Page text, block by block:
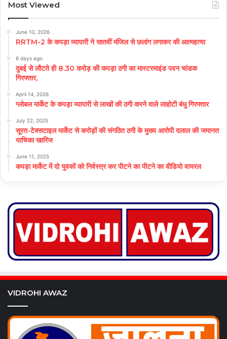
Most Viewed
June 10, 2026
RRTM-2 के कपड़ा व्यापारी ने सातवीं मंजिल से छलांग लगाकर की आत्महत्या
6 days ago
दुबई से लौटते ही 8.30 करोड़ की कपड़ा ठगी का मास्टरमाइंड पवन चांडक
गिरफ्तार,
April 14, 2026
ग्लोबल मार्केट के कपड़ा व्यापारी से लाखों की ठगी करने वाले लाहोटी बंधु गिरफ्तार
July 22, 2025
सूरत-टेक्सटाइल मार्केट से करोड़ों की संगठित ठगी के मुख्य आरोपी दलाल की जमानत
याचिका खारिज
June 11, 2025
कपड़ा मार्केट में दो युवकों को निर्वस्त्र कर पीटने का पीटने का वीडियो वायरल
VIDROHI AWAZ